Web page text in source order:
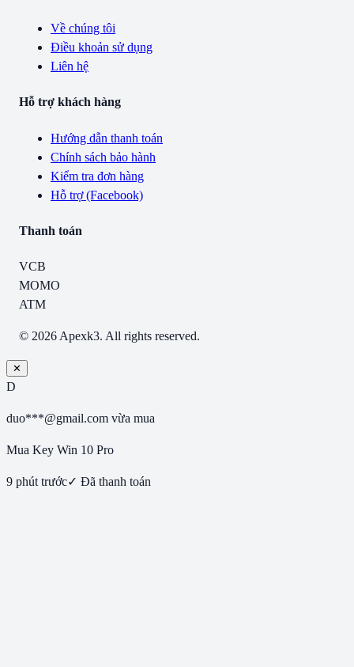
Về chúng tôi
Điều khoản sử dụng
Liên hệ
Hỗ trợ khách hàng
Hướng dẫn thanh toán
Chính sách bảo hành
Kiểm tra đơn hàng
Hỗ trợ (Facebook)
Thanh toán
VCB
MOMO
ATM
© 2026 Apexk3. All rights reserved.
✕
D
duo***@gmail.com vừa mua
Mua Key Win 10 Pro
9 phút trước✓ Đã thanh toán